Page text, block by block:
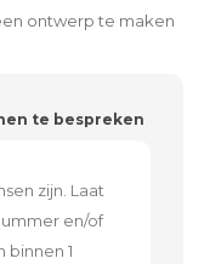
ontwerp te maken
te bespreken